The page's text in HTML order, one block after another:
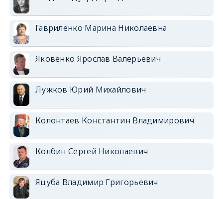
Гавриленко Марина Николаевна
Яковенко Ярослав Валерьевич
Лужков Юрий Михайлович
Колонтаев Константин Владимирович
Колбин Сергей Николаевич
Яцуба Владимир Григорьевич